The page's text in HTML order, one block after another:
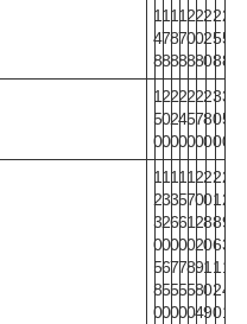
1
4
8
1
7
8
1
8
8
1
7
8
2
0
8
2
0
8
2
2
0
2
5
8
2
5
8
1
5
0
2
0
0
2
2
0
2
4
0
2
5
0
2
7
0
2
8
0
3
0
0
3
5
0
1
2
3
0
5
8
0
1
3
2
0
6
5
0
1
3
6
0
7
5
0
1
5
6
0
7
5
0
1
7
1
0
8
5
0
2
0
2
2
9
8
4
2
0
8
0
1
0
9
2
1
8
6
1
2
0
2
2
9
3
1
4
1